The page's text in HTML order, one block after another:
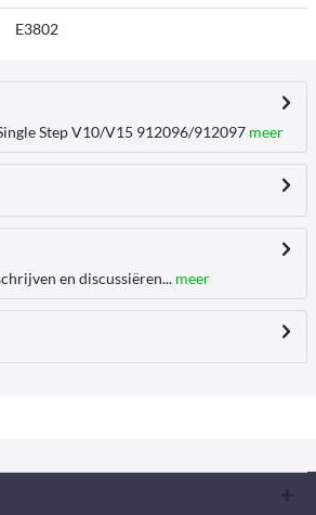
E3802
Step V10/V15 912096/912097 meer
en discussiëren... meer